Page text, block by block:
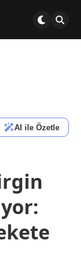
AI ile Özetle